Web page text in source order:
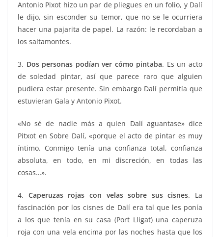
Antonio Pixot hizo un par de pliegues en un folio, y Dalí
le dijo, sin esconder su temor, que no se le ocurriera
hacer una pajarita de papel. La razón: le recordaban a
los saltamontes.
3. Dos personas podían ver cómo pintaba. Es un acto
de soledad pintar, así que parece raro que alguien
pudiera estar presente. Sin embargo Dalí permitía que
estuvieran Gala y Antonio Pixot.
«No sé de nadie más a quien Dalí aguantase» dice
Pitxot en Sobre Dalí, «porque el acto de pintar es muy
íntimo. Conmigo tenía una confianza total, confianza
absoluta, en todo, en mi discreción, en todas las
cosas…».
4. Caperuzas rojas con velas sobre sus cisnes. La
fascinación por los cisnes de Dalí era tal que les ponía
a los que tenía en su casa (Port Lligat) una caperuza
roja con una vela encima por las noches hasta que los